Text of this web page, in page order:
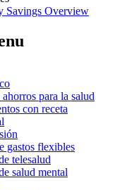
Savings Overview
para la salud
con receta
gastos flexibles
telesalud
salud mental